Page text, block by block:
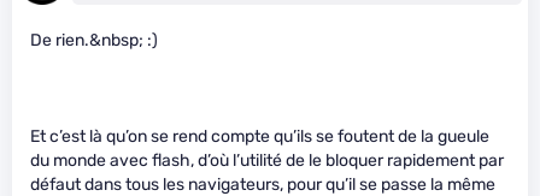
De rien.&nbsp; :)
Et c’est là qu’on se rend compte qu’ils se foutent de la gueule
du monde avec flash, d’où l’utilité de le bloquer rapidement par
défaut dans tous les navigateurs, pour qu’il se passe la même